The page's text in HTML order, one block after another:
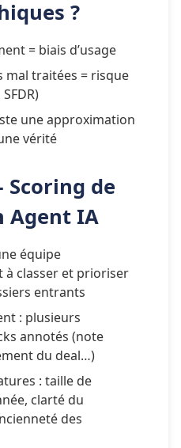
?
= biais d’usage
mal traitées = risque
une approximation
vérité
Scoring de
Agent IA
équipe
à classer et prioriser
entrants
: plusieurs
annotés (note
du deal…)
: taille de
clarté du
des